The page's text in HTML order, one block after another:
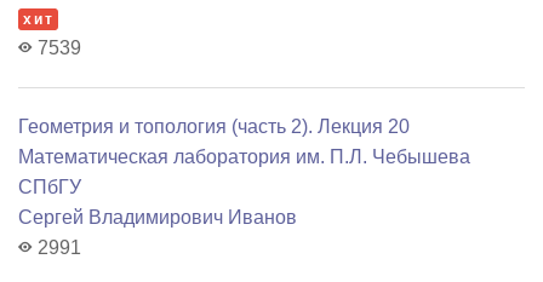
хит
7539
Геометрия и топология (часть 2). Лекция 20
Математичеcкая лаборатория им. П.Л. Чебышева
СПбГУ
Сергей Владимирович Иванов
2991